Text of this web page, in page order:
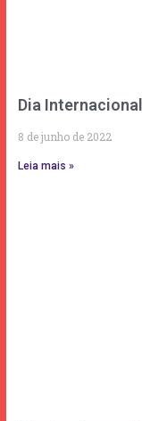
Dia
8 de junho de 2022
Leia mais »